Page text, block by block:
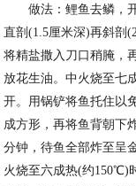
做法：鲤鱼去鳞，
直剖(1.5厘米深)再斜剖
将精盐撒入刀口稍腌，
放花生油。中火烧至七
开。用锅铲将鱼托住以
成方形，再将鱼背朝下
分钟，待鱼全部炸至呈
火烧至六成热(约150℃)